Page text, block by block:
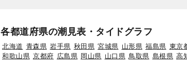
各都道府県の潮見表・タイドグラフ
北海道 青森県 岩手県 秋田県 宮城県 山形県 福島県 東京
和歌山県 京都府 広島県 岡山県 山口県 鳥取県 島根県 高